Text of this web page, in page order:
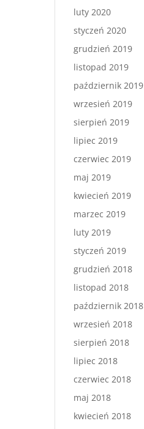
luty 2020
styczeń 2020
grudzień 2019
listopad 2019
październik 2019
wrzesień 2019
sierpień 2019
lipiec 2019
czerwiec 2019
maj 2019
kwiecień 2019
marzec 2019
luty 2019
styczeń 2019
grudzień 2018
listopad 2018
październik 2018
wrzesień 2018
sierpień 2018
lipiec 2018
czerwiec 2018
maj 2018
kwiecień 2018